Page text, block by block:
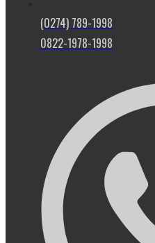
(0274) 789-1998
0822-1978-1998